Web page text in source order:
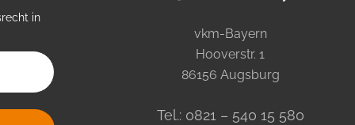
in
vkm-Bayern
Hooverstr. 1
86156 Augsburg
Tel.: 0821 – 540 15 580